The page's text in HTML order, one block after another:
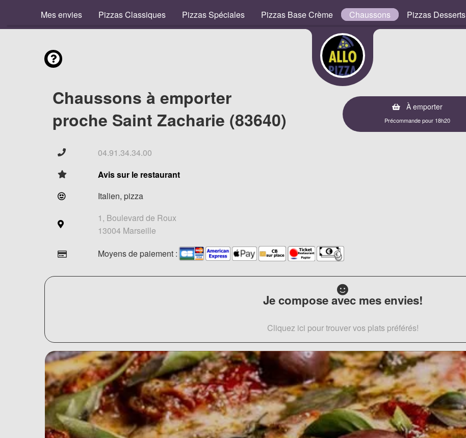
Mes envies Pizzas Classiques Pizzas Spéciales Pizzas Base Crème Chaussons Pizzas Desserts
Chaussons à emporter
proche Saint Zacharie (83640)
À emporter
Précommande pour 18h20
04.91.34.34.00
Avis sur le restaurant
Italien, pizza
1, Boulevard de Roux
13004 Marseille
Moyens de paiement :
Je compose avec mes envies!
Cliquez ici pour trouver vos plats préférés!